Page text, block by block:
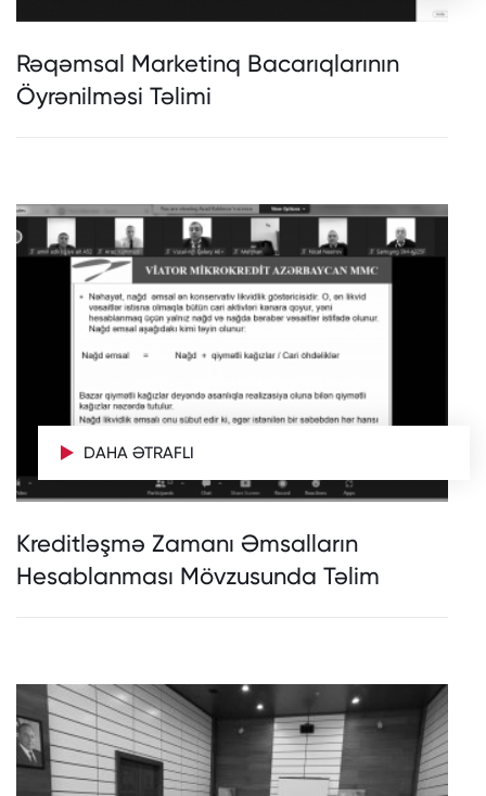
Rəqəmsal Marketinq Bacarıqlarının
Öyrənilməsi Təlimi
DAHA ƏTRAFLI
Kreditləşmə Zamanı Əmsalların
Hesablanması Mövzusunda Təlim